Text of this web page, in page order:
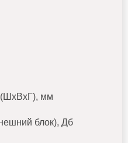
(ШхВхГ), мм
блок), Дб